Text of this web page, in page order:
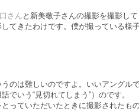
さんと新美敬子さんの撮影を撮影し
てきたわけです。僕が撮っている様
のは難しいのですよ。いいアングル
でいう“見切れてしまう”）のです。
っていただいたときに撮影されたも